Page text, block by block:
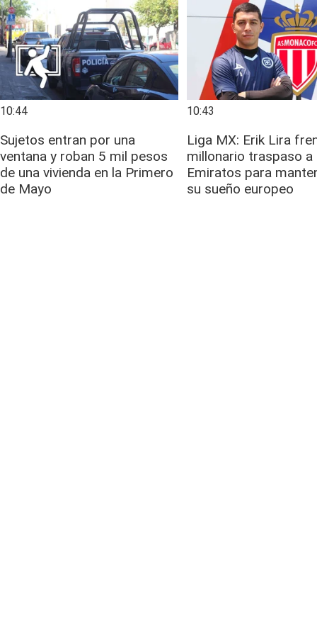
10:44
Sujetos entran por una
ventana y roban 5 mil pesos
de una vivienda en la Primero
de Mayo
10:43
Liga MX: Erik Lira
millonario traspaso a
Emiratos para
su sueño europeo